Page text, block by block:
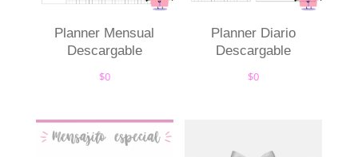
Planner Mensual
Descargable
$0
Planner Diario
Descargable
$0